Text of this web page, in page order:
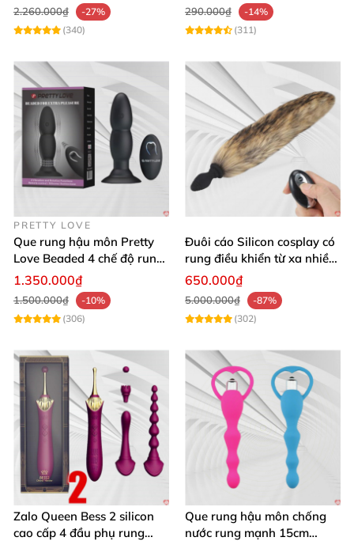
2.260.000₫
-27%
(340)
290.000₫
-14%
(311)
PRETTY LOVE
Que rung hậu môn Pretty
Love Beaded 4 chế độ rung
điều khiển từ xa
1.350.000₫
1.500.000₫
-10%
(306)
Đuôi cáo Silicon cosplay có
rung điều khiển từ xa nhiều
màu sắc
650.000₫
5.000.000₫
-87%
(302)
Zalo Queen Bess 2 silicon
cao cấp 4 đầu phụ rung
Que rung hậu môn chống
nước rung mạnh 15cm